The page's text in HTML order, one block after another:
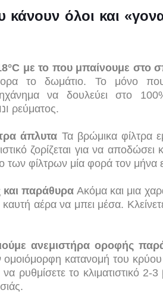
όλοι και
με το που μπαίνουμε στο
το δωμάτιο. Το μόνο που
να δουλεύει στο
καταναλώνοντας τונות ρεύματος.
άπλυτα Τα βρώμικα φίλτρα
ζορίζεται για να αποδώσει
των φίλτρων μία φορά τον μήνα
και παράθυρα Ακόμα και μια
καυτή αέρα να μπει μέσα.
ανεμιστήρα οροφής
κατανομή του
ρυθμίσετε το κλιματιστικό